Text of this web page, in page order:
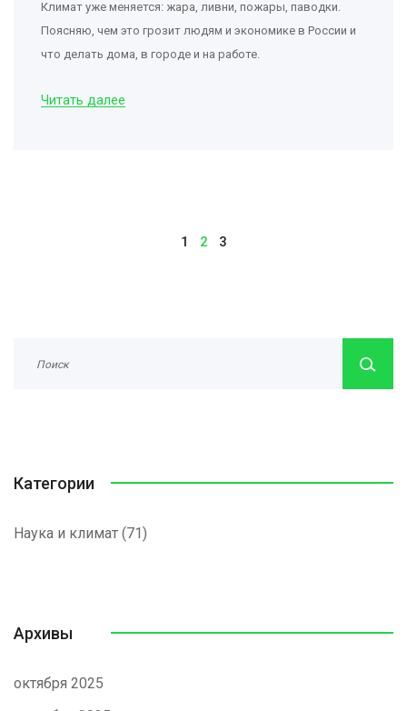
Климат уже меняется: жара, ливни, пожары, паводки.
Поясняю, чем это грозит людям и экономике в России и
что делать дома, в городе и на работе.
Читать далее
1 2 3
Категории
Наука и климат (71)
Архивы
октября 2025